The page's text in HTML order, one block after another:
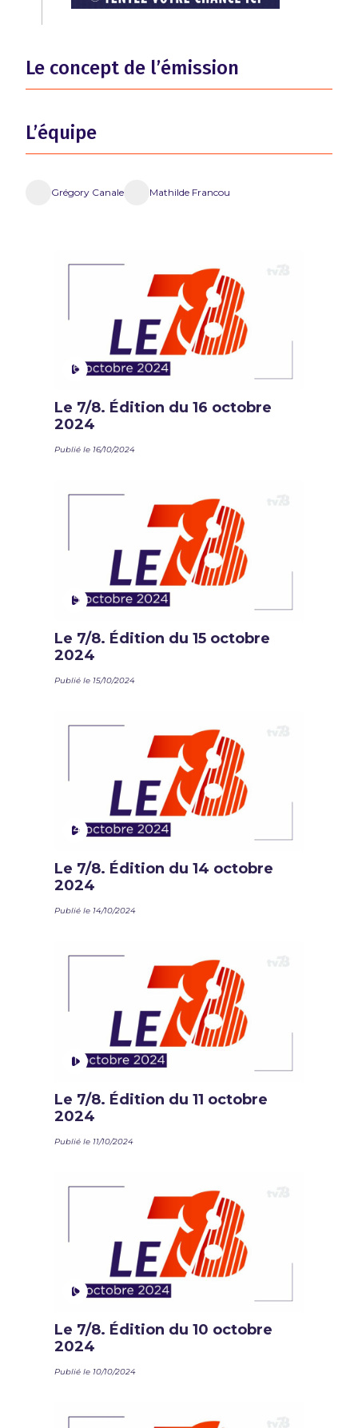
Le concept de l’émission
L’équipe
Grégory Canale Mathilde Francou
Le 7/8. Édition du 16 octobre
2024
Publié le 16/10/2024
Le 7/8. Édition du 15 octobre
2024
Publié le 15/10/2024
Le 7/8. Édition du 14 octobre
2024
Publié le 14/10/2024
Le 7/8. Édition du 11 octobre
2024
Publié le 11/10/2024
Le 7/8. Édition du 10 octobre
2024
Publié le 10/10/2024